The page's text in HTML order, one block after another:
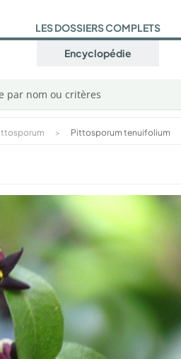
LES DOSSIERS COMPLETS
Encyclopédie
par nom ou critères
> Pittosporum tenuifolium